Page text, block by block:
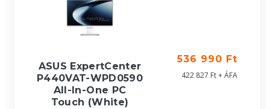
ASUS ExpertCenter
P440VAT-WPD0590
All-In-One PC
Touch (White)
536 990 Ft
422 827 Ft + ÁFA